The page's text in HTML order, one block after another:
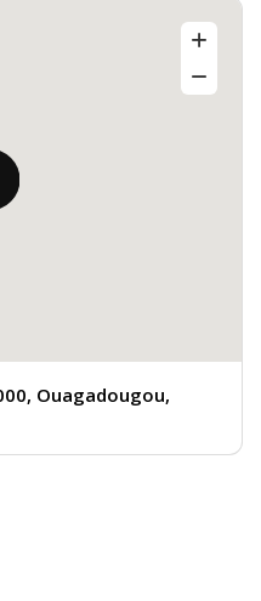
Ouagadougou,